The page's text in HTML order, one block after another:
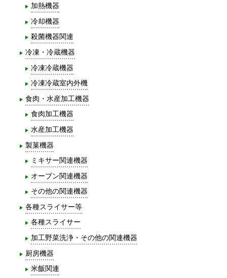
加熱機器
冷却機器
殺菌機器関連
冷凍・冷蔵機器
冷凍冷蔵機器
冷凍冷蔵室内外機
食肉・水産加工機器
食肉加工機器
水産加工機器
製菓機器
ミキサー関連機器
オーブン関連機器
その他の関連機器
各種スライサー等
各種スライサー
加工野菜洗浄・その他の関連機器
厨房機器
米飯関連